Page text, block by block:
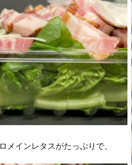
メインレタスがたっぷりで、